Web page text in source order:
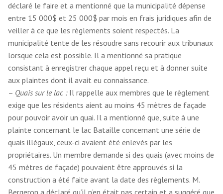
déclaré le faire et a mentionné que la municipalité dépense
entre 15 000$ et 25 000$ par mois en frais juridiques afin de
veiller à ce que les règlements soient respectés. La
municipalité tente de les résoudre sans recourir aux tribunaux
lorsque cela est possible. Il a mentionné sa pratique
consistant à enregistrer chaque appel reçu et à donner suite
aux plaintes dont il avait eu connaissance.
– Quais sur le lac :Il rappelle aux membres que le règlement
exige que les résidents aient au moins 45 mètres de façade
pour pouvoir avoir un quai. Il a mentionné que, suite à une
plainte concernant le lac Bataille concernant une série de
quais illégaux, ceux-ci avaient été enlevés par les
propriétaires. Un membre demande si des quais (avec moins de
45 mètres de façade) pouvaient être approuvés si la
construction a été faite avant la date des règlements. M.